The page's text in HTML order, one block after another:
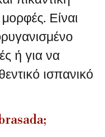
Είναι
ή για να
ισπανικό